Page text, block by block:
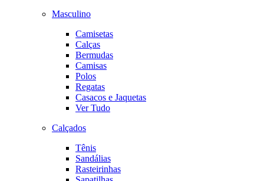
Masculino
Camisetas
Calças
Bermudas
Camisas
Polos
Regatas
Casacos e Jaquetas
Ver Tudo
Calçados
Tênis
Sandálias
Rasteirinhas